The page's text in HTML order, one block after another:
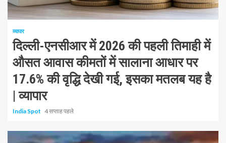
1 न्यूनतम पढ़ा
व्यापार
दिल्ली-एनसीआर में 2026 की पहली तिमाही में
औसत आवास कीमतों में सालाना आधार पर
17.6% की वृद्धि देखी गई, इसका मतलब यह है
| व्यापार
India Spot 4 सप्ताह पहले